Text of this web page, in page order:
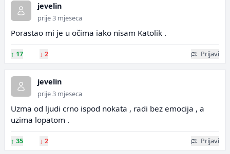
jevelin
prije 3 mjeseca
Porastao mi je u očima iako nisam Katolik .
↑ 17 ↓ 2 Prijavi
jevelin
prije 3 mjeseca
Uzma od ljudi crno ispod nokata , radi bez emocija , a
uzima lopatom .
↑ 35 ↓ 2 Prijavi